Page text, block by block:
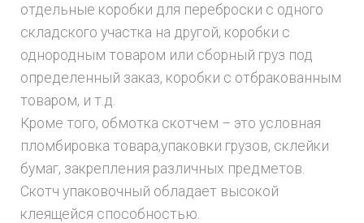
отдельные коробки для переброски с одного
складского участка на другой, коробки с
однородным товаром или сборный груз под
определенный заказ, коробки с отбракованным
товаром, и т.д.
Кроме того, обмотка скотчем – это условная
пломбировка товара,упаковки грузов, склейки
бумаг, закрепления различных предметов.
Скотч упаковочный обладает высокой
клеящейся способностью.